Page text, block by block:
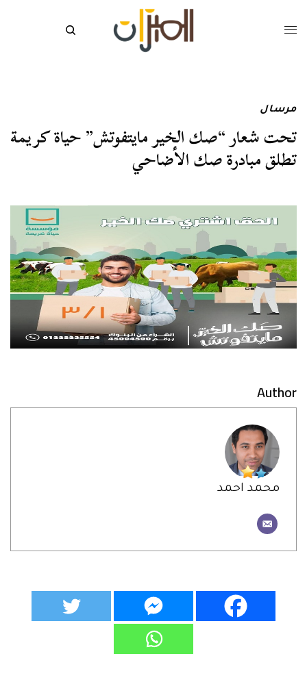
مرسال
تحت شعار “صك الخير مايتفوتش” حياة كريمة
تطلق مبادرة صك الأضاحي
Author
محمد احمد